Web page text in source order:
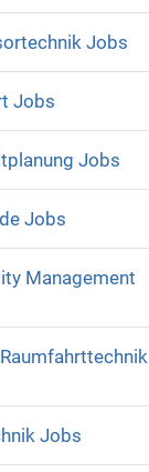
Jobs
Jobs
Jobs
Jobs
Management
Jobs